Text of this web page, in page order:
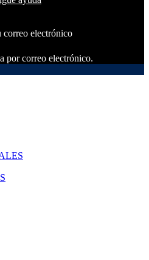
correo electrónico
por correo electrónico.